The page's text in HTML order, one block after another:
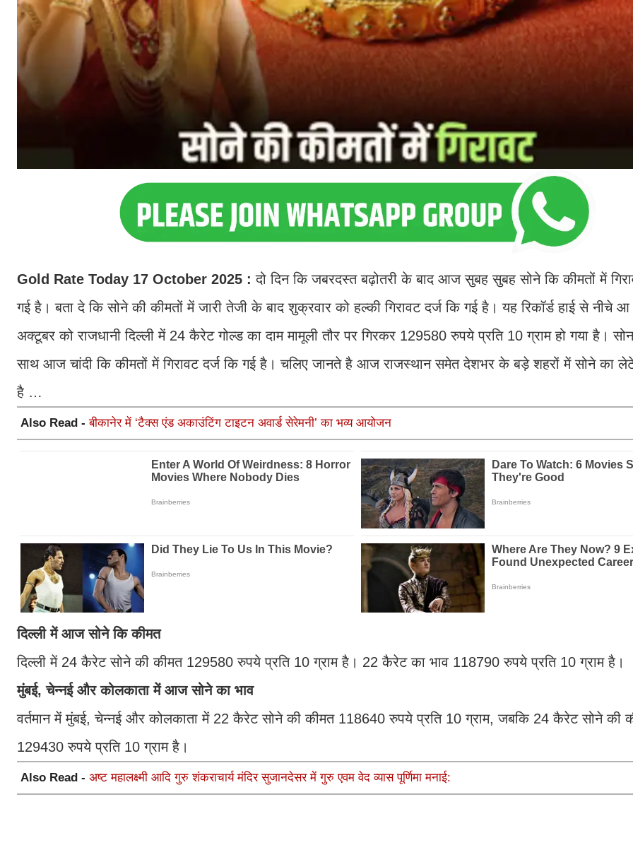
Gold Rate Today 17 October 2025 : दो दिन कि जबरदस्त बढ़ोतरी के बाद आज सुबह सुबह सोने कि कीमतों में
गई है। बता दे कि सोने की कीमतों में जारी तेजी के बाद शुक्रवार को हल्की गिरावट दर्ज कि गई है। यह रिकॉर्ड हाई से नीचे
अक्टूबर को राजधानी दिल्ली में 24 कैरेट गोल्ड का दाम मामूली तौर पर गिरकर 129580 रुपये प्रति 10 ग्राम हो गया है।
साथ आज चांदी कि कीमतों में गिरावट दर्ज कि गई है। चलिए जानते है आज राजस्थान समेत देशभर के बड़े शहरों में सोने का
है …
Also Read -बीकानेर में ‘टैक्स एंड अकाउंटिंग टाइटन अवार्ड सेरेमनी’ का भव्य आयोजन
दिल्ली में आज सोने कि कीमत
दिल्ली में 24 कैरेट सोने की कीमत 129580 रुपये प्रति 10 ग्राम है। 22 कैरेट का भाव 118790 रुपये प्रति 10 ग्राम है।
मुंबई, चेन्नई और कोलकाता में आज सोने का भाव
वर्तमान में मुंबई, चेन्नई और कोलकाता में 22 कैरेट सोने की कीमत 118640 रुपये प्रति 10 ग्राम, जबकि 24 कैरेट सोने की
129430 रुपये प्रति 10 ग्राम है।
Also Read - अष्ट महालक्ष्मी आदि गुरु शंकराचार्य मंदिर सुजानदेसर में गुरु एवम वेद व्यास पूर्णिमा मनाई: